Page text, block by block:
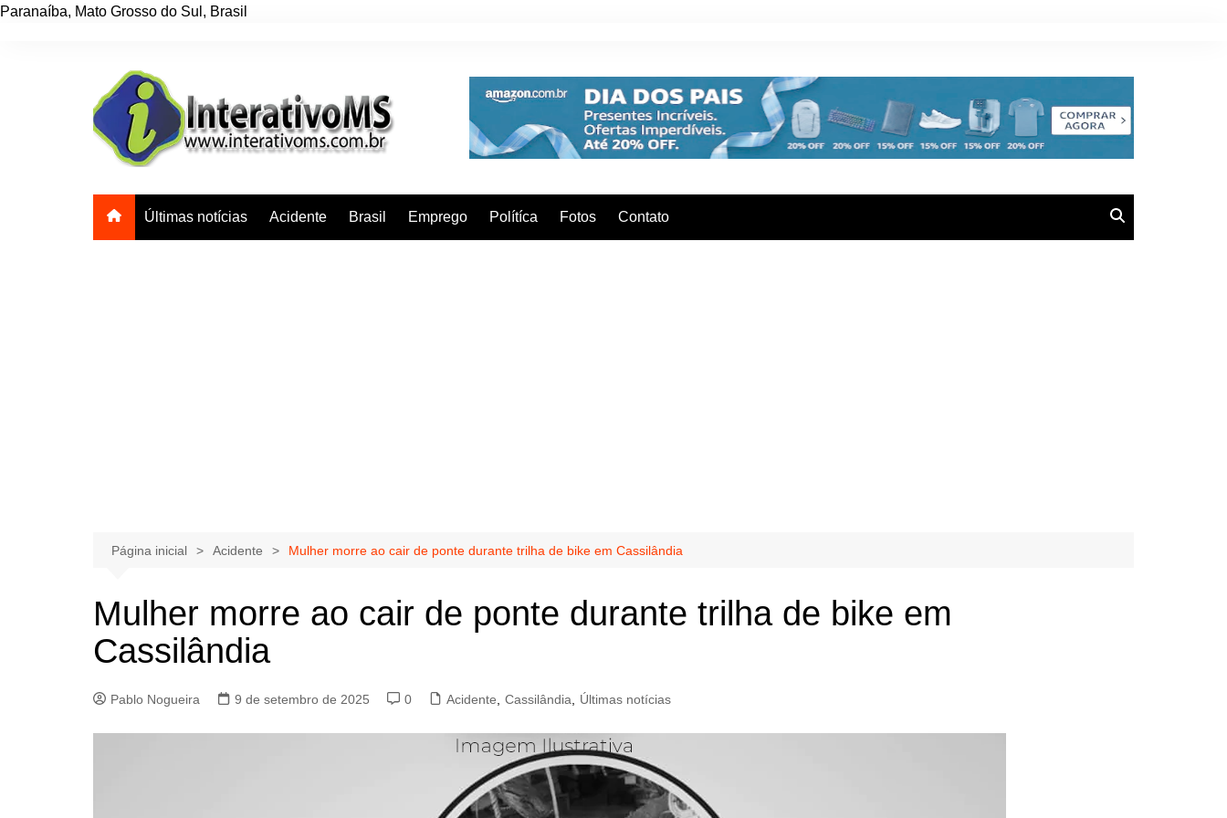
Paranaíba, Mato Grosso do Sul , Brasil
Últimas notícias Acidente Brasil Emprego Polítíca Fotos Contato
Página inicial Acidente Mulher morre ao cair de ponte durante trilha de bike em Cassilândia
Mulher morre ao cair de ponte durante trilha de bike em
Cassilândia
Pablo Nogueira 9 de setembro de 2025 0 Acidente Cassilândia Últimas notícias